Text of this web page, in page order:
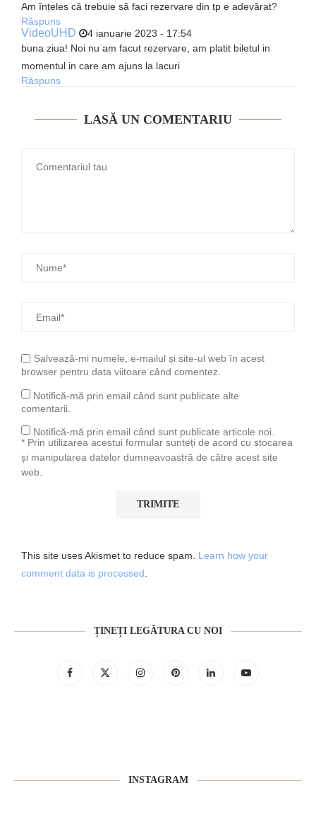
Am înțeles că trebuie să faci rezervare din tp e adevărat?
Răspuns
VideoUHD
4 ianuarie 2023 - 17:54
buna ziua! Noi nu am facut rezervare, am platit biletul in
momentul in care am ajuns la lacuri
Răspuns
LASĂ UN COMENTARIU
Salvează-mi numele, e-mailul și site-ul web în acest
browser pentru data viitoare când comentez.
Notifică-mă prin email când sunt publicate alte
comentarii.
Notifică-mă prin email când sunt publicate articole noi.
* Prin utilizarea acestui formular sunteți de acord cu stocarea
și manipularea datelor dumneavoastră de către acest site
web.
This site uses Akismet to reduce spam. Learn how your
comment data is processed
ȚINEȚI LEGĂTURA CU NOI
INSTAGRAM